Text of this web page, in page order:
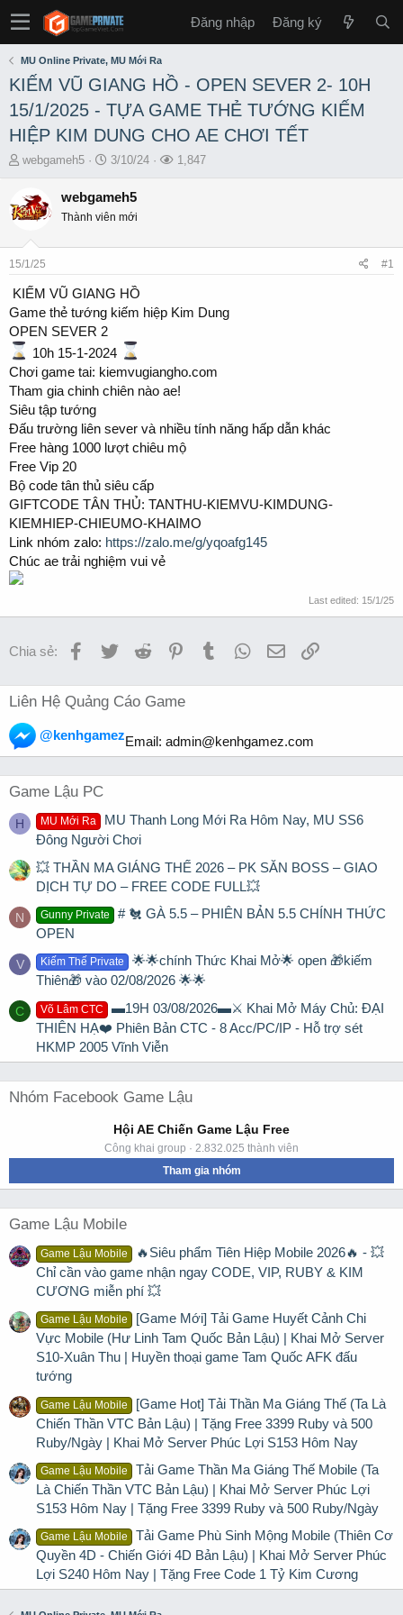
Đăng nhập Đăng ký
MU Online Private, MU Mới Ra
KIẾM VŨ GIANG HỒ - OPEN SEVER 2- 10H
15/1/2025 - TỰA GAME THẺ TƯỚNG KIẾM
HIỆP KIM DUNG CHO AE CHƠI TẾT
T
e
a
s
a
t
e
r
webgameh5
S
a
t
e
3/10/24
L1,847
webgameh5
Thành viên mới
15/1/25 #1
️ KIẾM VŨ GIANG HỒ ️
Game thẻ tướng kiếm hiệp Kim Dung
OPEN SEVER 2
10h 15-1-2024
Chơi game tai: kiemvugiangho.com
Tham gia chinh chiên nào ae!
Siêu tập tướng
Đấu trường liên sever và nhiều tính năng hấp dẫn khác
Free hàng 1000 lượt chiêu mộ
Free Vip 20
Bộ code tân thủ siêu cấp
GIFTCODE TÂN THỦ: TANTHU-KIEMVU-KIMDUNG-
KIEMHIEP-CHIEUMO-KHAIMO
Link nhóm zalo: https://zalo.me/g/yqoafg145
Chúc ae trải nghiệm vui vẻ
Last edited: 15/1/25
Chia sẻ: Facebook
TwitterReddit PinterestTumblrWhatsApp
EmailLink
Liên Hệ Quảng Cáo Game
@kenhgamezEmail: admin@kenhgamez.com
Game Lậu PC
H MU Mới Ra
MU Thanh Long Mới Ra Hôm Nay, MU SS6
Đông Người Chơi
💥 THẦN MA GIÁNG THẾ 2026 – PK SĂN BOSS – GIAO
DỊCH TỰ DO – FREE CODE FULL💥
N Gunny Private
# 🐔 GÀ 5.5 – PHIÊN BẢN 5.5 CHÍNH THỨC
OPEN
V Kiếm Thế Private
🌟🌟chính Thức Khai Mở🌟 open 🎁kiếm
Thiên🎁 vào 02/08/2026 🌟🌟
C Võ Lâm CTC
▬19H 03/08/2026▬⚔️ Khai Mở Máy Chủ: ĐẠI
THIÊN HẠ❤️ Phiên Bản CTC - 8 Acc/PC/IP - Hỗ trợ sét
HKMP 2005 Vĩnh Viễn
Nhóm Facebook Game Lậu
Hội AE Chiến Game Lậu Free
Công khai group · 2.832.025 thành viên
Tham gia nhóm
Game Lậu Mobile
Game Lậu Mobile
🔥Siêu phẩm Tiên Hiệp Mobile 2026🔥 - 💥
Chỉ cần vào game nhận ngay CODE, VIP, RUBY & KIM
CƯƠNG miễn phí 💥
Game Lậu Mobile
[Game Mới] Tải Game Huyết Cảnh Chi
Vực Mobile (Hư Linh Tam Quốc Bản Lậu) | Khai Mở Server
S10-Xuân Thu | Huyền thoại game Tam Quốc AFK đấu
tướng
Game Lậu Mobile
[Game Hot] Tải Thần Ma Giáng Thế (Ta Là
Chiến Thần VTC Bản Lậu) | Tặng Free 3399 Ruby và 500
Ruby/Ngày | Khai Mở Server Phúc Lợi S153 Hôm Nay
Game Lậu Mobile
Tải Game Thần Ma Giáng Thế Mobile (Ta
Là Chiến Thần VTC Bản Lậu) | Khai Mở Server Phúc Lợi
S153 Hôm Nay | Tặng Free 3399 Ruby và 500 Ruby/Ngày
Game Lậu Mobile
Tải Game Phù Sinh Mộng Mobile (Thiên Cơ
Quyền 4D - Chiến Giới 4D Bản Lậu) | Khai Mở Server Phúc
Lợi S240 Hôm Nay | Tặng Free Code 1 Tỷ Kim Cương